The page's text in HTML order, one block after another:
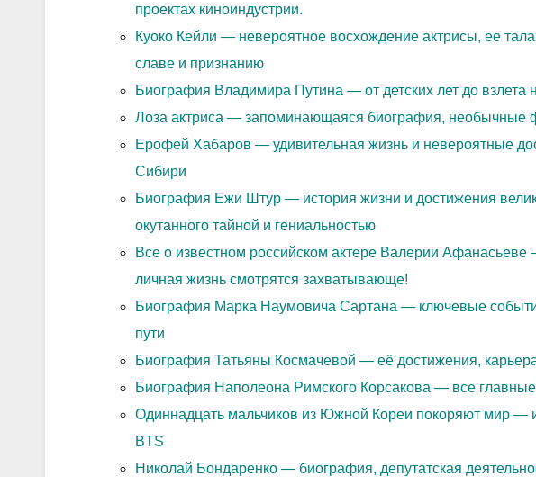
проектах киноиндустрии.
Куоко Кейли — невероятное восхождение актрисы, ее
славе и признанию
Биография Владимира Путина — от детских лет до взлета
Лоза актриса — запоминающаяся биография, необычные
Ерофей Хабаров — удивительная жизнь и невероятные
Сибири
Биография Ежи Штур — история жизни и достижения
окутанного тайной и гениальностью
Все о известном российском актере Валерии Афанасьеве
личная жизнь смотрятся захватывающе!
Биография Марка Наумовича Сартана — ключевые
пути
Биография Татьяны Космачевой — её достижения,
Биография Наполеона Римского Корсакова — все
Одиннадцать мальчиков из Южной Кореи покоряют мир —
BTS
Николай Бондаренко — биография, депутатская